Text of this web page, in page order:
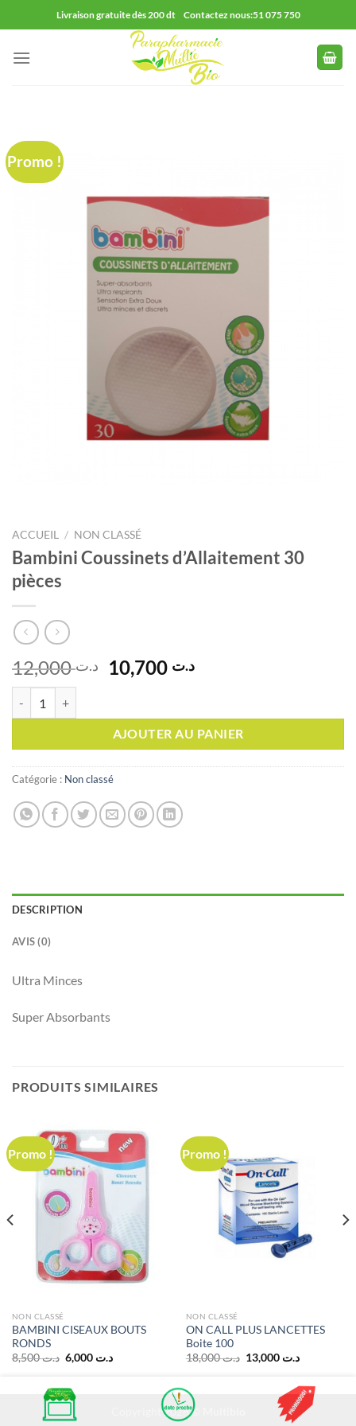
au
contenu
Livraison gratuite dès 200 dt Contactez nous:51 075 750
Promo !
ACCUEIL / NON CLASSÉ
Bambini Coussinets d’Allaitement 30
pièces
د.ت12,000
Le
prix
était :
د.ت 12,000.
د.تLe
est :
AJOUTER AU PANIER
Catégorie : Non classé
DESCRIPTION
AVIS (0)
Ultra Minces
Super Absorbants
PRODUITS SIMILAIRES
Promo !
NON CLASSÉ
BAMBINI CISEAUX BOUTS
RONDS
د.ت8,500
Le
prix
était :
د.ت 6,000
Le
د.ت 6,000.
Promo !
NON CLASSÉ
ON CALL PLUS LANCETTES
Boite 100
د.ت18,000
Le
prix
د.ت 18,000.
د.ت 13,000
Le
est :
Copyright 2026 ©